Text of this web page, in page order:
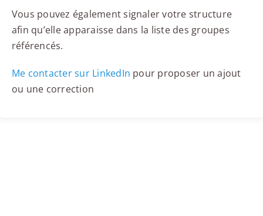
Vous pouvez également signaler votre structure
afin qu’elle apparaisse dans la liste des groupes
référencés.
Me contacter sur LinkedIn pour proposer un ajout
ou une correction